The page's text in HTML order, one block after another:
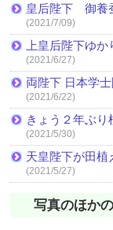
皇后陛下 御養
(2021/7/09)
上皇后陛下ゆ
(2021/6/27)
両陛下 日本学
(2021/6/22)
きょう２年ぶ
(2021/5/30)
天皇陛下が田植
(2021/5/27)
写真のほか